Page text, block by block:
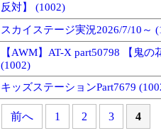
反対】 (1002)
スカイステージ実況2026/7/10～
【AWM】AT-X part50798 【鬼の
(1002)
キッズステーションPart7679
前へ 1 2 3 4